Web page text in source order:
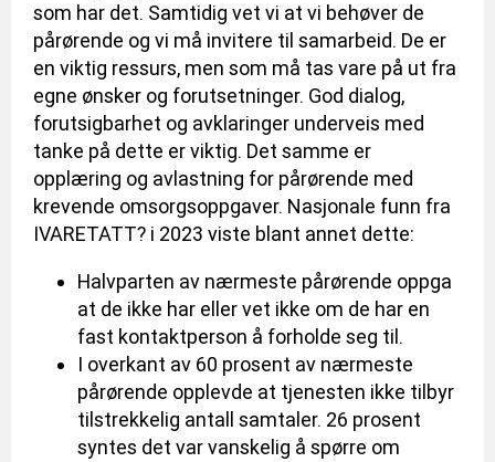
som har det. Samtidig vet vi at vi behøver de
pårørende og vi må invitere til samarbeid. De er
en viktig ressurs, men som må tas vare på ut fra
egne ønsker og forutsetninger. God dialog,
forutsigbarhet og avklaringer underveis med
tanke på dette er viktig. Det samme er
opplæring og avlastning for pårørende med
krevende omsorgsoppgaver. Nasjonale funn fra
IVARETATT? i 2023 viste blant annet dette:
Halvparten av nærmeste pårørende oppga
at de ikke har eller vet ikke om de har en
fast kontaktperson å forholde seg til.
I overkant av 60 prosent av nærmeste
pårørende opplevde at tjenesten ikke tilbyr
tilstrekkelig antall samtaler. 26 prosent
syntes det var vanskelig å spørre om